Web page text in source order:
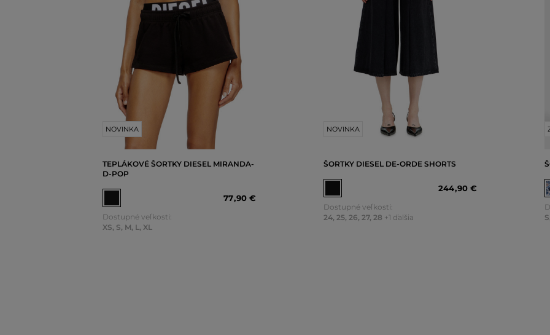
NOVINKA
TEPLÁKOVÉ ŠORTKY DIESEL MIRANDA-
D-POP
77,90 €
Dostupné veľkosti:
XS, S, M, L , XL
NOVINKA
ŠORTKY DIESEL DE-ORDE SHORTS
244,90 €
Dostupné veľkosti:
24, 25, 26, 27, 28 +1 ďalšia
S